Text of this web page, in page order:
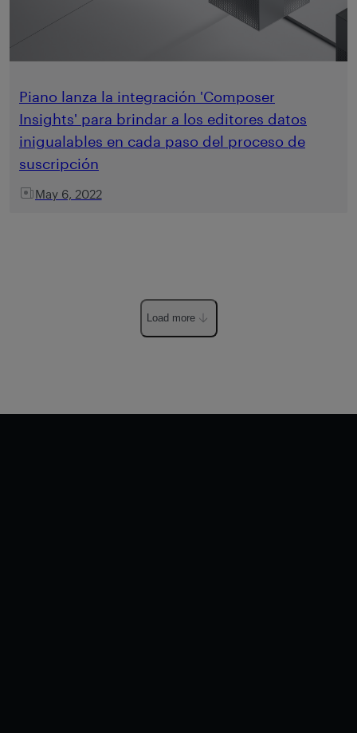
Piano lanza la integración 'Composer
Insights' para brindar a los editores datos
inigualables en cada paso del proceso de
suscripción
May 6, 2022
Load more